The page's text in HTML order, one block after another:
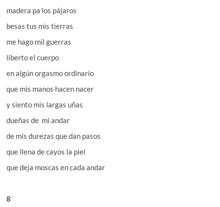
madera pa los pájaros
besas tus mis tierras
me hago mil guerras
liberto el cuerpo
en algún orgasmo ordinario
que mis manos hacen nacer
y siento mis largas uñas
dueñas de mi andar
de mis durezas que dan pasos
que llena de cayos la piel
que deja moscas en cada andar
8